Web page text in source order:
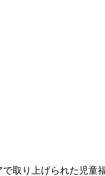
取り上げられた児